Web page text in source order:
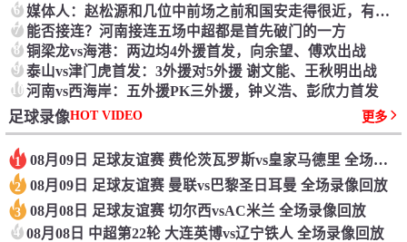
6 媒体人：赵松源和几位中前场之前和国安走得很近，有人想先上大学
7 能否接连？河南接连五场中超都是首先破门的一方
8 铜梁龙vs海港：两边均4外援首发，向余望、傅欢出战
9 泰山vs津门虎首发：3外援对5外援 谢文能、王秋明出战
10河南vs西海岸：五外援PK三外援，钟义浩、彭欣力首发
足球录像HOT VIDEO 更多
1 08月09日 足球友谊赛 费伦茨瓦罗斯vs皇家马德里 全场录像回放
2 08月09日 足球友谊赛 曼联vs巴黎圣日耳曼 全场录像回放
3 08月08日 足球友谊赛 切尔西vsAC米兰 全场录像回放
4 08月08日 中超第22轮 大连英博vs辽宁铁人 全场录像回放